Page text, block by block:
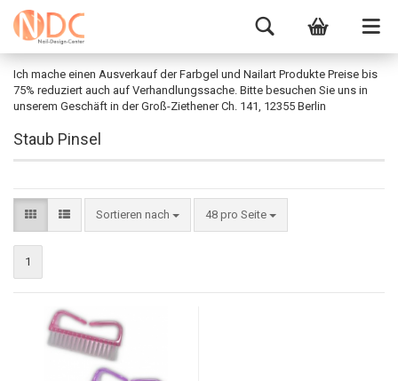
Ich mache einen Ausverkauf der Farbgel und Nailart Produkte Preise bis
75% reduziert auch auf Verhandlungssache. Bitte besuchen Sie uns in
unserem Geschäft in der Groß-Ziethener Ch. 141, 12355 Berlin
Staub Pinsel
Sortieren nach 48 pro Seite
1